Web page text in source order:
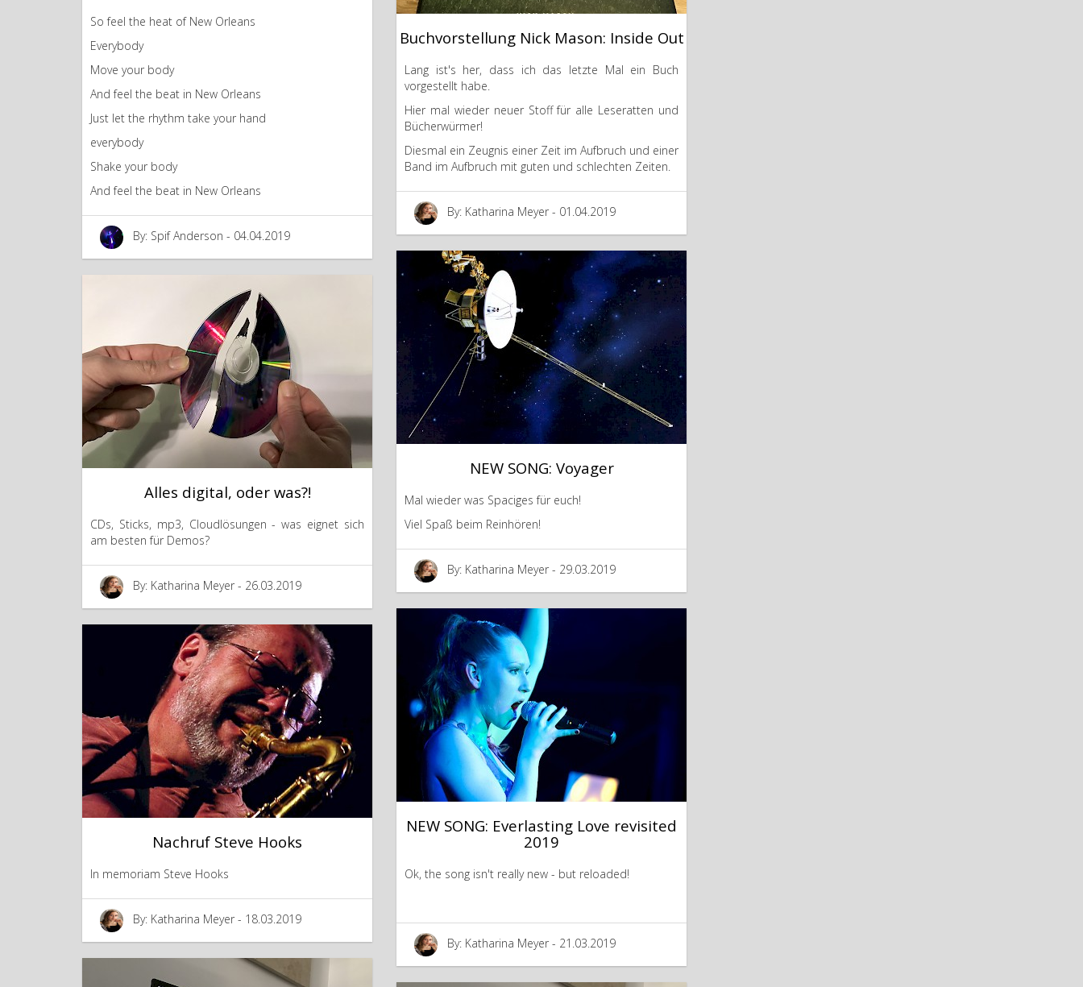
So feel the heat of New Orleans
Everybody
Move your body
And feel the beat in New Orleans
Just let the rhythm take your hand
everybody
Shake your body
And feel the beat in New Orleans
By: Spif Anderson - 04.04.2019
Buchvorstellung Nick Mason: Inside Out
Lang ist's her, dass ich das letzte Mal ein Buch
vorgestellt habe.
Hier mal wieder neuer Stoff für alle Leseratten und
Bücherwürmer!
Diesmal ein Zeugnis einer Zeit im Aufbruch und einer
Band im Aufbruch mit guten und schlechten Zeiten.
By: Katharina Meyer - 01.04.2019
NEW SONG: Voyager
Mal wieder was Spaciges für euch!
Viel Spaß beim Reinhören!
By: Katharina Meyer - 29.03.2019
Alles digital, oder was?!
CDs, Sticks, mp3, Cloudlösungen - was eignet sich
am besten für Demos?
By: Katharina Meyer - 26.03.2019
NEW SONG: Everlasting Love revisited
2019
Ok, the song isn't really new - but reloaded!
By: Katharina Meyer - 21.03.2019
Nachruf Steve Hooks
In memoriam Steve Hooks
By: Katharina Meyer - 18.03.2019